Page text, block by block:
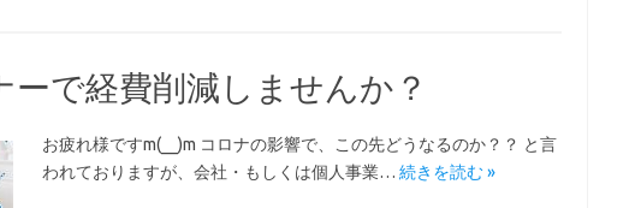
ーで経費削減しませんか？
お疲れ様ですm(__)m コロナの影響で、この先どうなるのか？？ と言
われておりますが、会社・もしくは個人事業… 続きを読む »